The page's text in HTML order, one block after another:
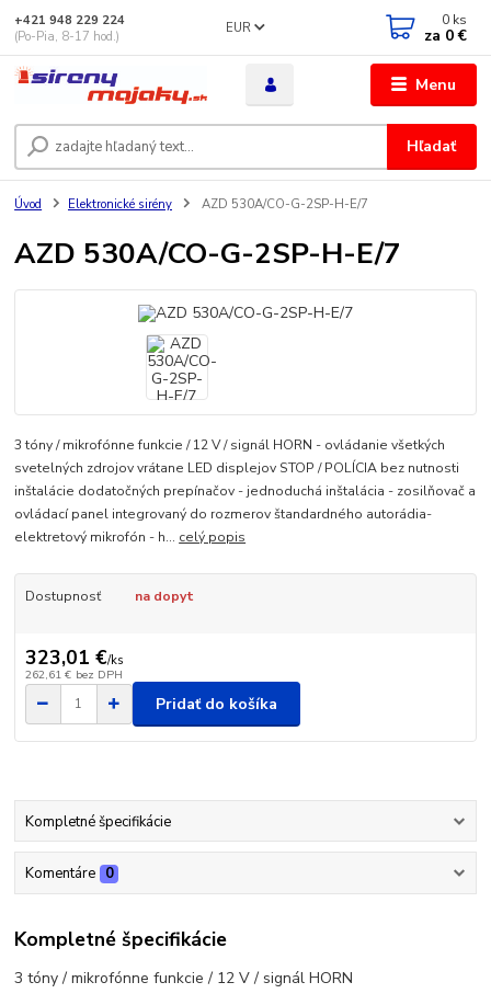
Menu
EUR
Hľadať
+421 948 229 224
(Po-Pia, 8-17 hod.)
0 ks
za 0 €
Úvod Elektronické sirény AZD 530A/CO-G-2SP-H-E/7
AZD 530A/CO-G-2SP-H-E/7
3 tóny / mikrofónne funkcie / 12 V / signál HORN - ovládanie všetkých
svetelných zdrojov vrátane LED displejov STOP / POLÍCIA bez nutnosti
inštalácie dodatočných prepínačov - jednoduchá inštalácia - zosilňovač a
ovládací panel integrovaný do rozmerov štandardného autorádia-
elektretový mikrofón - h... celý popis
Dostupnosť na dopyt
323,01 €/ks
262,61 € bez DPH
Pridať do košíka
Kompletné špecifikácie
Komentáre 0
Kompletné špecifikácie
3 tóny / mikrofónne funkcie / 12 V / signál HORN